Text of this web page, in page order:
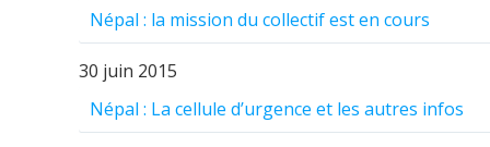
Népal : la mission du collectif est en cours
30 juin 2015
Népal : La cellule d’urgence et les autres infos